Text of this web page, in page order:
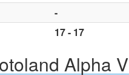
-
17 - 17
Alpha